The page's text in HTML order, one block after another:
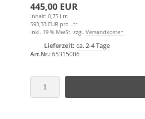
445,00 EUR
Inhalt: 0,75 Ltr.
593,33 EUR pro Ltr.
inkl. 19 % MwSt. zzgl. Versandkosten
Lieferzeit: ca. 2-4 Tage
Art.Nr.:65315006